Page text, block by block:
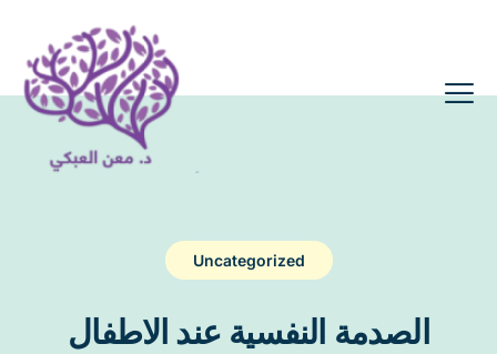
Uncategorized
الصدمة النفسية عند الاطفال